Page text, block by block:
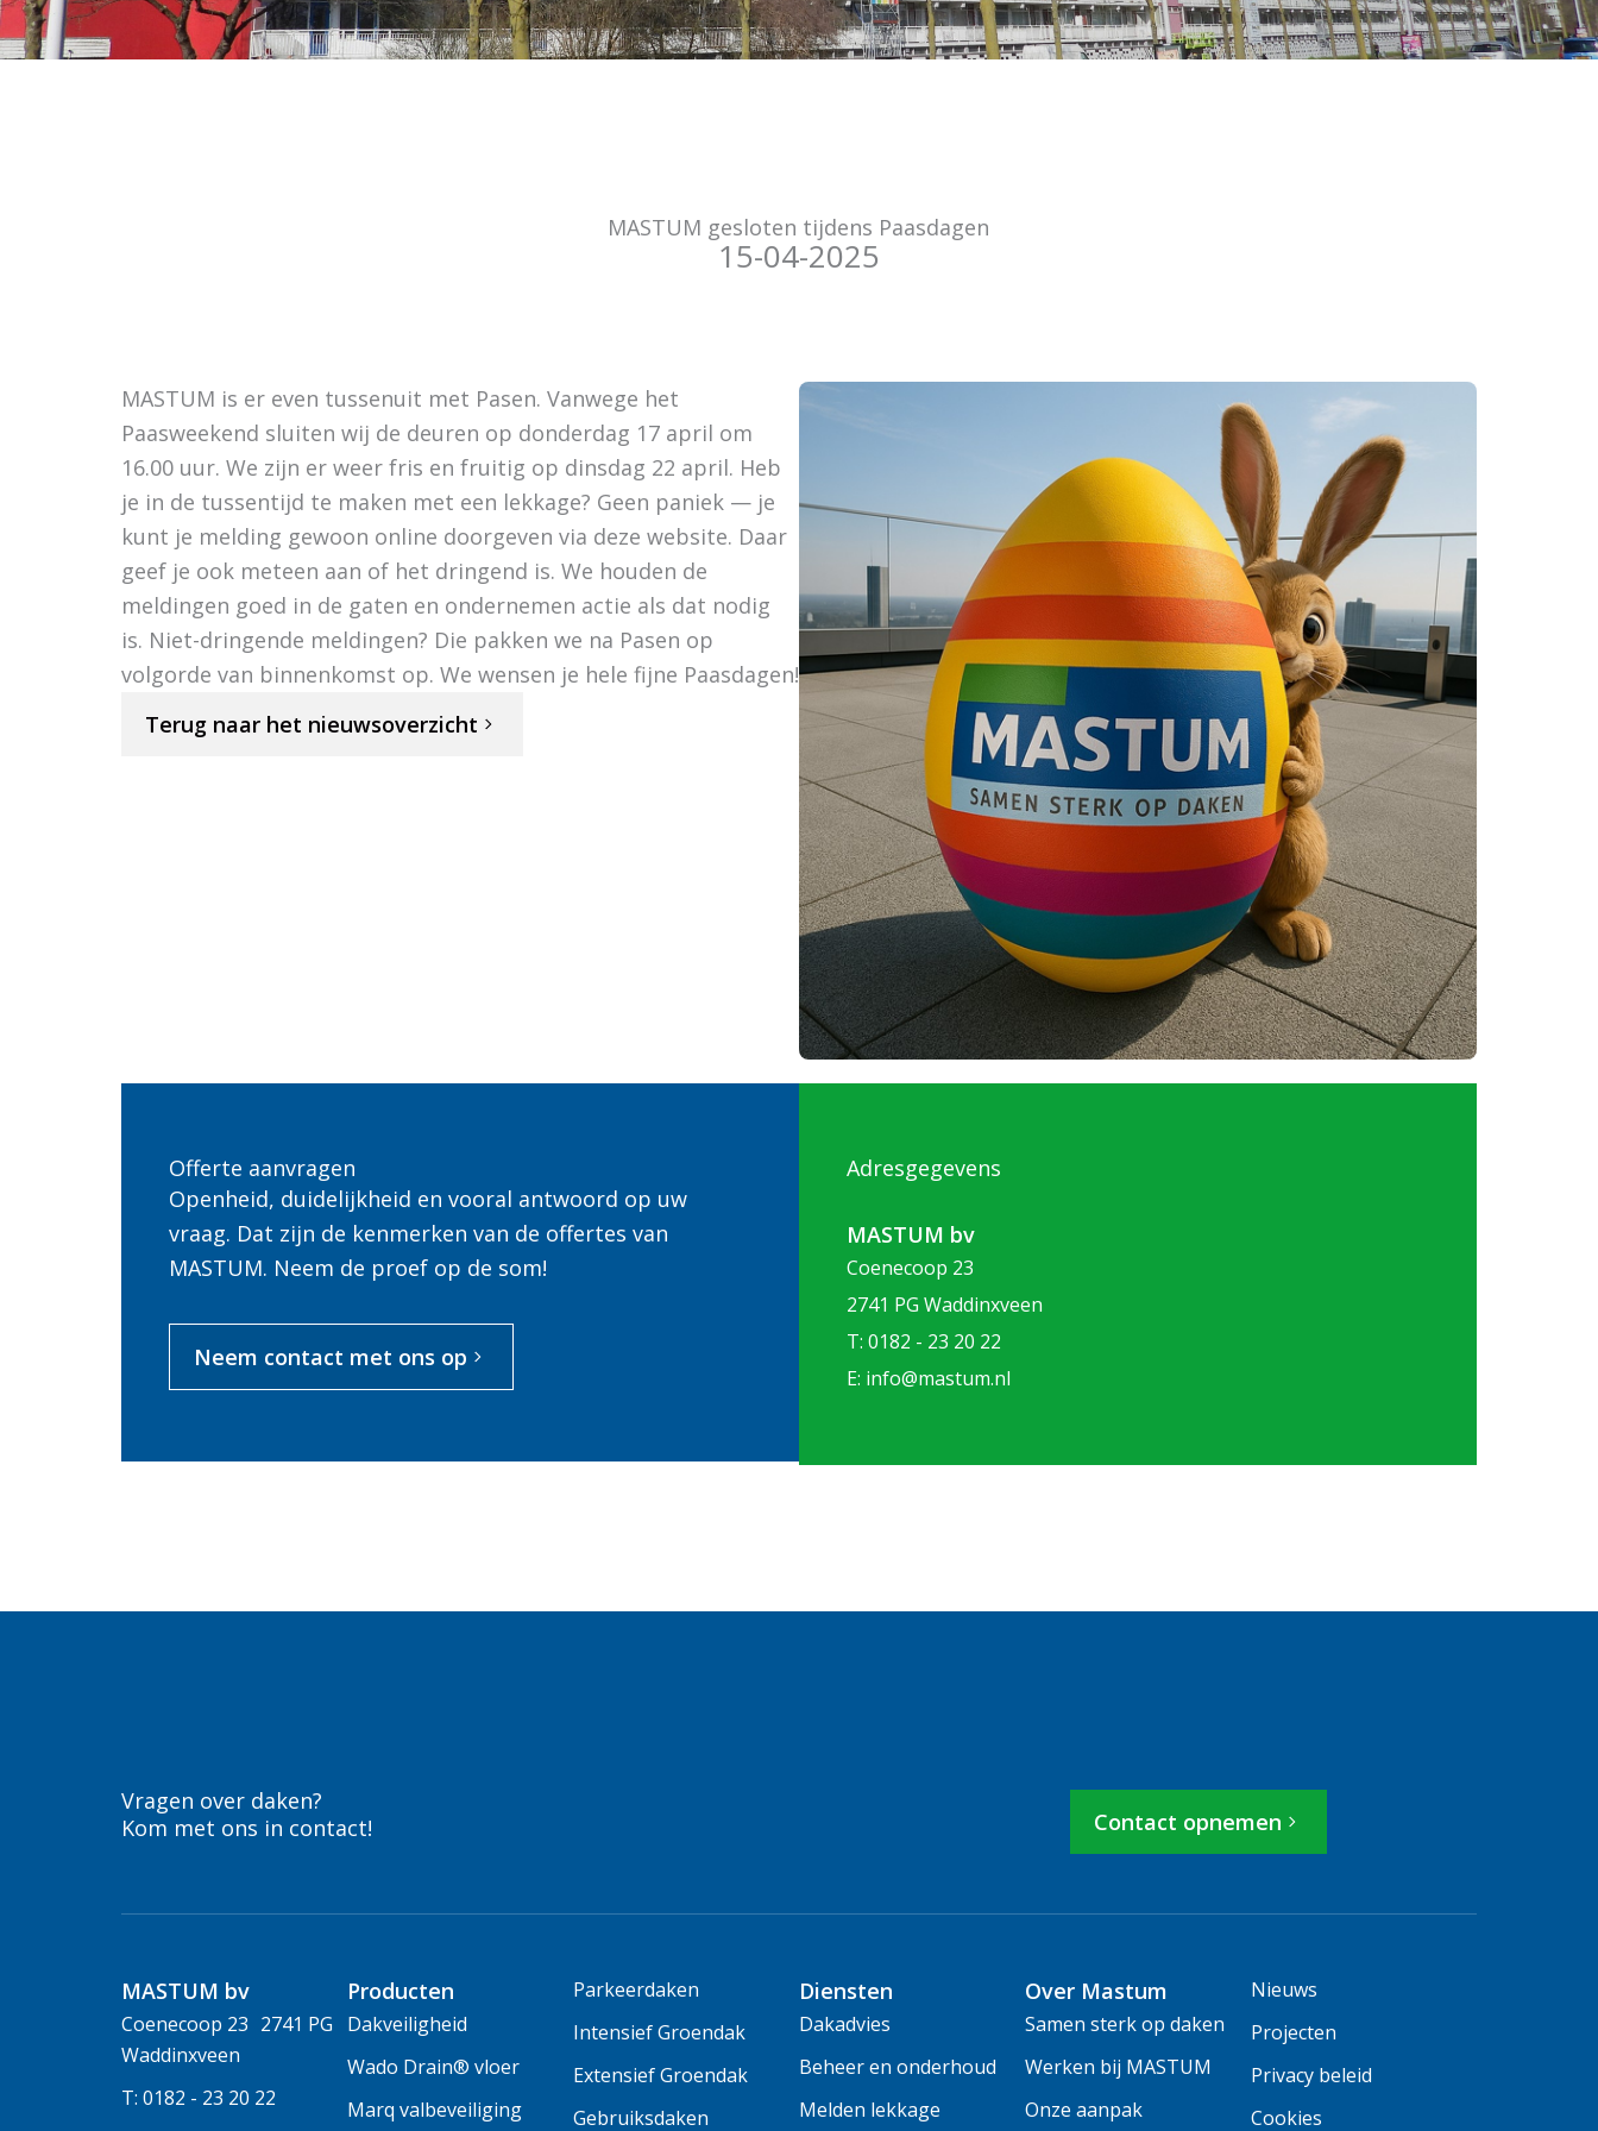
MASTUM gesloten tijdens Paasdagen
15-04-2025
MASTUM is er even tussenuit met Pasen. Vanwege het
Paasweekend sluiten wij de deuren op donderdag 17 april om
16.00 uur. We zijn er weer fris en fruitig op dinsdag 22 april. Heb
je in de tussentijd te maken met een lekkage? Geen paniek — je
kunt je melding gewoon online doorgeven via deze website. Daar
geef je ook meteen aan of het dringend is. We houden de
meldingen goed in de gaten en ondernemen actie als dat nodig
is. Niet-dringende meldingen? Die pakken we na Pasen op
volgorde van binnenkomst op. We wensen je hele fijne Paasdagen!
Terug naar het nieuwsoverzicht
Offerte aanvragen
Openheid, duidelijkheid en vooral antwoord op uw
vraag. Dat zijn de kenmerken van de offertes van
MASTUM. Neem de proef op de som!
Neem contact met ons op
Adresgegevens
MASTUM bv
Coenecoop 23
2741 PG Waddinxveen
T: 0182 - 23 20 22
E: info@mastum.nl
Vragen over daken?
Kom met ons in contact!
Contact opnemen
MASTUM bv
Coenecoop 23 2741 PG
Waddinxveen
T: 0182 - 23 20 22
Producten
Dakveiligheid
Wado Drain® vloer
Marq valbeveiliging
Parkeerdaken
Intensief Groendak
Extensief Groendak
Gebruiksdaken
Diensten
Dakadvies
Beheer en onderhoud
Melden lekkage
Over Mastum
Samen sterk op daken
Werken bij MASTUM
Onze aanpak
Nieuws
Projecten
Privacy beleid
Cookies